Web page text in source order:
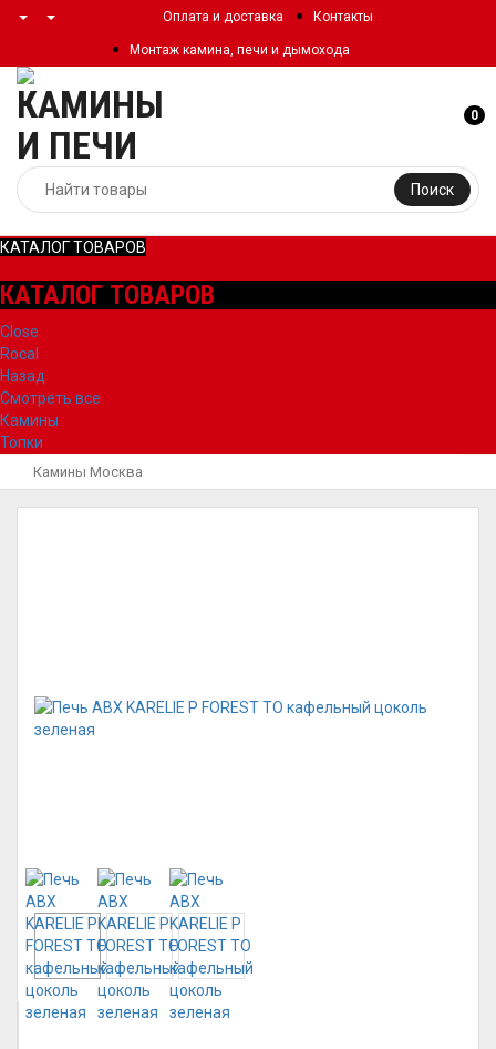
Оплата и доставка Контакты
Монтаж камина, печи и дымохода
Поиск
0
КАТАЛОГ ТОВАРОВ
КАТАЛОГ ТОВАРОВ
Close
Rocal
Назад
Смотреть все
Камины
Топки
Камины Москва